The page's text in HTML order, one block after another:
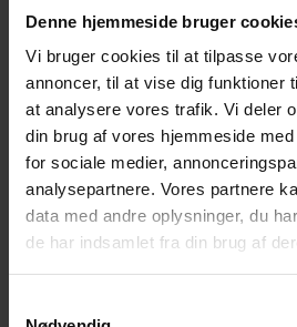
Denne hjemmeside bruger
Vi bruger cookies til at tilpasse
annoncer, til at vise dig funktioner
at analysere vores trafik. Vi deler
din brug af vores hjemmeside
for sociale medier,
analysepartnere. Vores partnere
data med andre oplysninger, du
de har indsamlet fra din brug af
Ret til at modtage
amortiseringsplan
Kreditaftaleloven giver dig
en amortiseringsplan, når
kreditaftale med afdrag.